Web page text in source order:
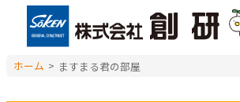
ホーム > ますまる君の部屋